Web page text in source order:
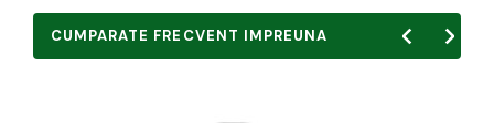
CUMPARATE FRECVENT IMPREUNA